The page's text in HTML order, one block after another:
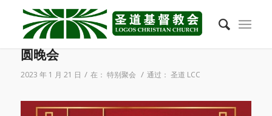
2023年1月21日 慕恩、缅恩联合新春团
圆晚会
2023 年 1 月 21 日 / 在： 特别聚会 / 通过： 圣道 LCC